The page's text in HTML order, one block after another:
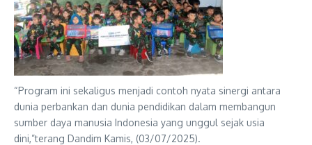
“Program ini sekaligus menjadi contoh nyata sinergi antara
dunia perbankan dan dunia pendidikan dalam membangun
sumber daya manusia Indonesia yang unggul sejak usia
dini,”terang Dandim Kamis, (03/07/2025).